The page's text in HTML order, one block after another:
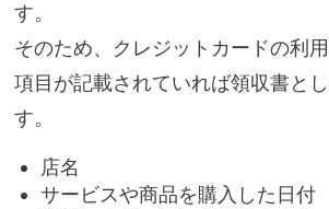
す。
そのため、クレジットカードの利
項目が記載されていれば領収書と
す。
店名
サービスや商品を購入した日付